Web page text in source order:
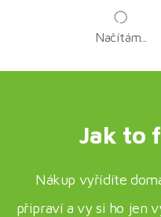
Načítám...
Jak to
Nákup vyřídíte
připraví a vy si ho jen